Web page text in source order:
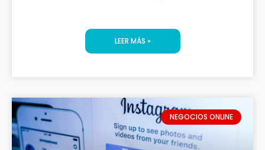
LEER MÁS »
NEGOCIOS ONLINE